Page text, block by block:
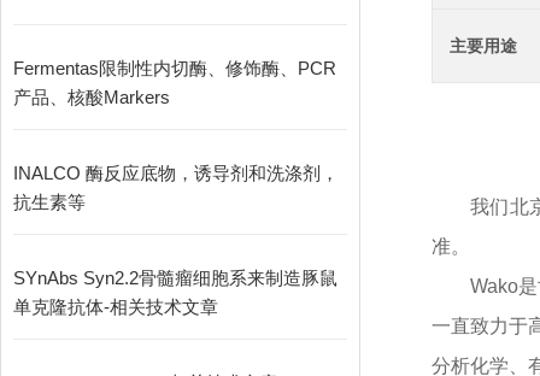
Fermentas限制性内切酶、修饰酶、PCR
产品、核酸Markers
INALCO 酶反应底物，诱导剂和洗涤剂，
抗生素等
SYnAbs Syn2.2骨髓瘤细胞系来制造豚鼠
单克隆抗体-相关技术文章
主要用途
我们北
准。
Wako
一直致力于
分析化学、